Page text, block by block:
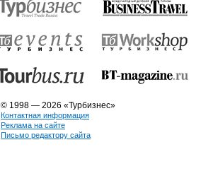
© 1998 — 2026 «Турбизнес»
Контактная информация
Реклама на сайте
Письмо редактору сайта